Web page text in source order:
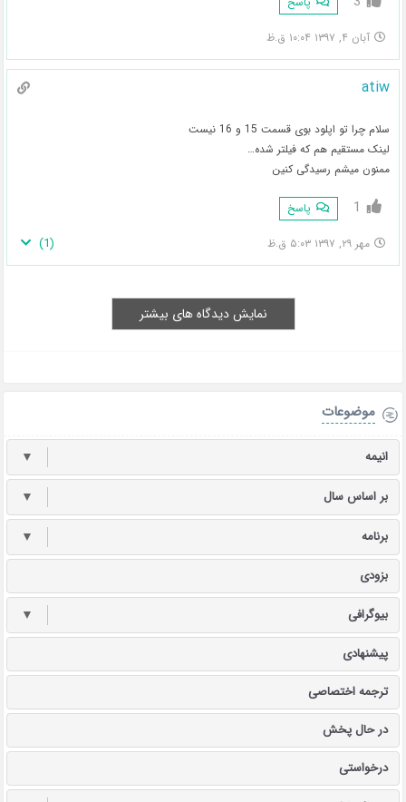
آبان ۴, ۱۳۹۷ ۱۰:۰۴ ق.ظ
atiw
سلام چرا تو اپلود بوی قسمت 15 و 16 نیست
لینک مستقیم هم که فیلتر شده…
ممنون میشم رسیدگی کنین
1 پاسخ
مهر ۲۹, ۱۳۹۷ ۵:۰۳ ق.ظ (
1
)
نمایش دیدگاه های بیشتر
موضوعات
انیمه ▼
بر اساس سال ▼
برنامه ▼
بزودی
بیوگرافی ▼
پیشنهادی
ترجمه اختصاصی
در حال پخش
درخواستی